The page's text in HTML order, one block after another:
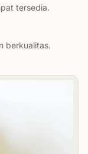
tersedia.
berkualitas.